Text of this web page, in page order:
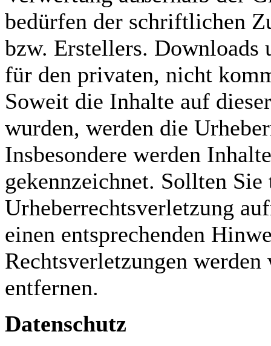
bedürfen der schriftlichen
bzw. Erstellers. Downloads
für den privaten, nicht
Soweit die Inhalte auf
wurden, werden die
Insbesondere werden
gekennzeichnet. Sollten
Urheberrechtsverletzung
einen entsprechenden
Rechtsverletzungen
entfernen.
Datenschutz